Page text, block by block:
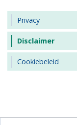
Privacy
Disclaimer
Cookiebeleid